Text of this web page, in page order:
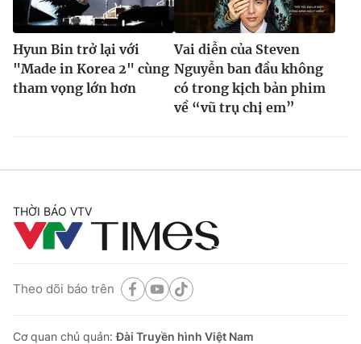
Hyun Bin trở lại với
"Made in Korea 2" cùng
tham vọng lớn hơn
Vai diễn của Steven
Nguyễn ban đầu không
có trong kịch bản phim
về “vũ trụ chị em”
THỜI BÁO VTV
Theo dõi báo trên
Cơ quan chủ quản:Đài Truyền hình Việt Nam